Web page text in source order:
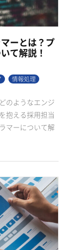
ーとは？プ
て解説！
情報処理
のようなエンジ
抱える採用担当
マーについて解